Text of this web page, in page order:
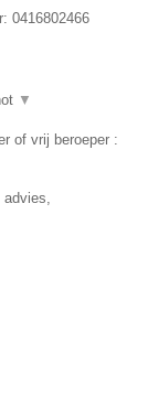
0416802466
▼
of vrij beroeper :